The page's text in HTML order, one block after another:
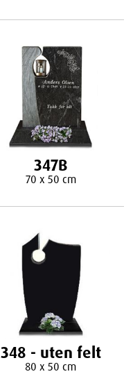
347B
70 x 50 cm
348 - uten felt
80 x 50 cm